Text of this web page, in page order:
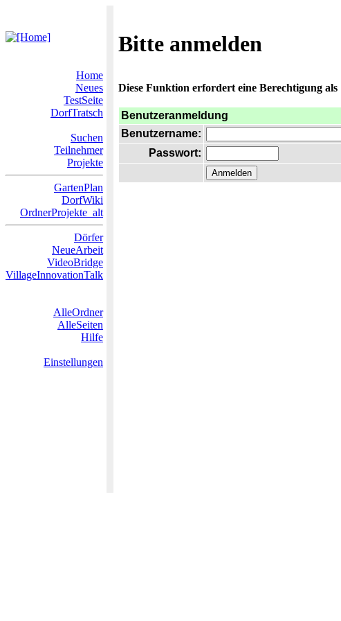
Bitte anmelden
Home
Neues
TestSeite
DorfTratsch
Suchen
Teilnehmer
Projekte
GartenPlan
DorfWiki
OrdnerProjekte_alt
Dörfer
NeueArbeit
VideoBridge
VillageInnovationTalk
AlleOrdner
AlleSeiten
Hilfe
Einstellungen
Diese Funktion erfordert eine Berechtigung
Benutzeranmeldung
Benutzername:
Passwort: